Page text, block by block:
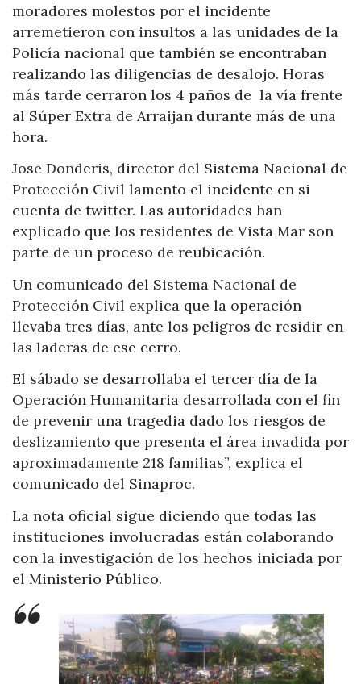
moradores molestos por el incidente
arremetieron con insultos a las unidades de la
Policía nacional que también se encontraban
realizando las diligencias de desalojo. Horas
más tarde cerraron los 4 paños de la vía frente
al Súper Extra de Arraijan durante más de una
hora.
Jose Donderis, director del Sistema Nacional de
Protección Civil lamento el incidente en si
cuenta de twitter. Las autoridades han
explicado que los residentes de Vista Mar son
parte de un proceso de reubicación.
Un comunicado del Sistema Nacional de
Protección Civil explica que la operación
llevaba tres días, ante los peligros de residir en
las laderas de ese cerro.
El sábado se desarrollaba el tercer día de la
Operación Humanitaria desarrollada con el fin
de prevenir una tragedia dado los riesgos de
deslizamiento que presenta el área invadida por
aproximadamente 218 familias”, explica el
comunicado del Sinaproc.
La nota oficial sigue diciendo que todas las
instituciones involucradas están colaborando
con la investigación de los hechos iniciada por
el Ministerio Público.